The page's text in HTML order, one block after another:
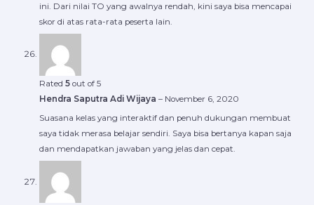
ini. Dari nilai TO yang awalnya rendah, kini saya bisa mencapai
skor di atas rata-rata peserta lain.
Rated 5out of 5
Hendra Saputra Adi Wijaya – November 6, 2020
Suasana kelas yang interaktif dan penuh dukungan membuat
saya tidak merasa belajar sendiri. Saya bisa bertanya kapan saja
dan mendapatkan jawaban yang jelas dan cepat.